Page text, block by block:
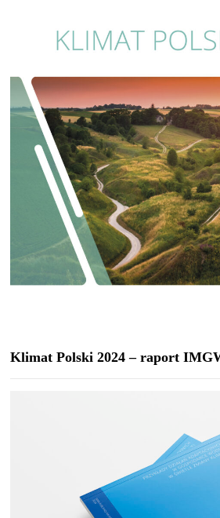
Klimat Polski 2024 – raport